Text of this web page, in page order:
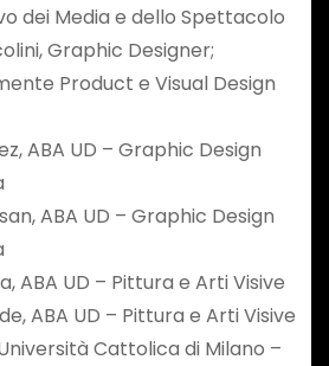
dei Media e dello Spettacolo
Graphic Designer;
Product e Visual Design
ABA UD – Graphic Design
ABA UD – Graphic Design
ABA UD – Pittura e Arti Visive
ABA UD – Pittura e Arti Visive
Cattolica di Milano –